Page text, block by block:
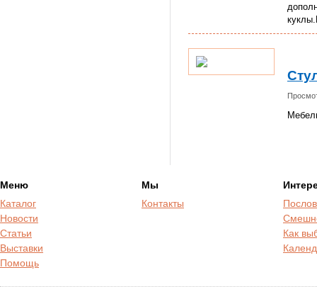
Меню
Каталог
Новости
Статьи
Выставки
Помощь
Мы
Контакты
Как